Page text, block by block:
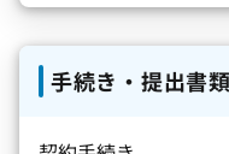
手続き・提出書類